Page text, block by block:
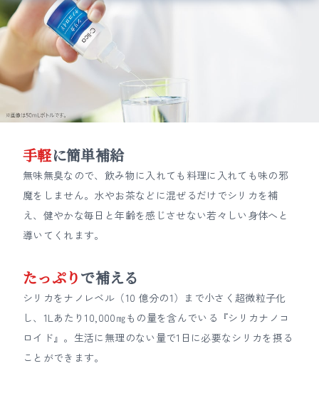
手軽に簡単補給
無味無臭なので、飲み物に入れても料理に入れても味の邪
魔をしません。水やお茶などに混ぜるだけでシリカを補
え、健やかな毎日と年齢を感じさせない若々しい身体へと
導いてくれます。
たっぷりで補える
シリカをナノレベル（10 億分の1）まで小さく超微粒子化
し、1Lあたり10,000㎎もの量を含んでいる『シリカナノコ
ロイド』。生活に無理のない量で1日に必要なシリカを摂る
ことができます。